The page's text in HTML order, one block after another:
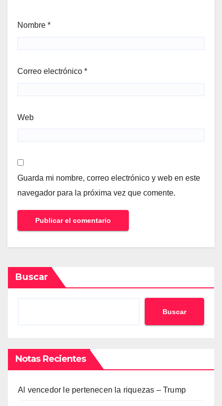
Nombre *
Correo electrónico *
Web
Guarda mi nombre, correo electrónico y web en este
navegador para la próxima vez que comente.
Buscar
Buscar
Notas Recientes
Al vencedor le pertenecen la riquezas – Trump